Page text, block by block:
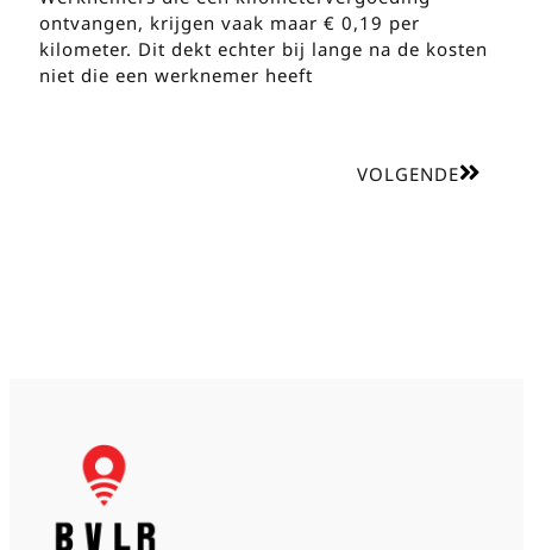
ontvangen, krijgen vaak maar € 0,19 per
kilometer. Dit dekt echter bij lange na de kosten
niet die een werknemer heeft
VOLGENDE